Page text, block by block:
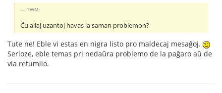
TWM:
Ĉu aliaj uzantoj havas la saman problemon?
Tute ne! Eble vi estas en nigra listo pro maldecaj mesaĝoj.
Serioze, eble temas pri nedaŭra problemo de la paĝaro aŭ de
via retumilo.